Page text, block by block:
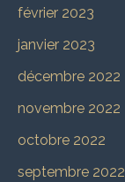
février 2023
janvier 2023
décembre 2022
novembre 2022
octobre 2022
septembre 2022